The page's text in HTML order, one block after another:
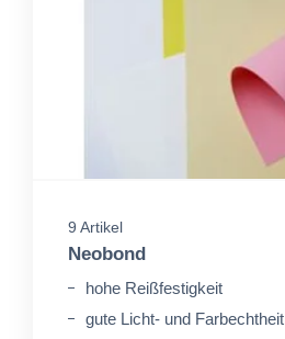
9 Artikel
Neobond
hohe Reißfestigkeit
gute Licht- und Farbechtheit